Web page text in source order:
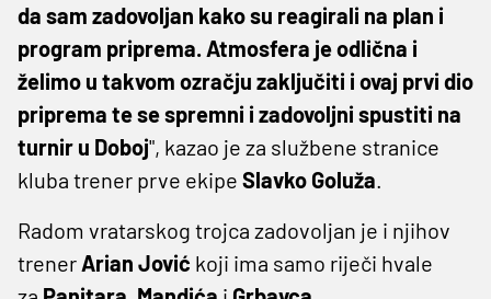
da sam zadovoljan kako su reagirali na plan i
program priprema. Atmosfera je odlična i
želimo u takvom ozračju zaključiti i ovaj prvi dio
priprema te se spremni i zadovoljni spustiti na
turnir u Doboj", kazao je za službene stranice
kluba trener prve ekipe Slavko Goluža
Radom vratarskog trojca zadovoljan je i njihov
trener Arian Jović koji ima samo riječi hvale